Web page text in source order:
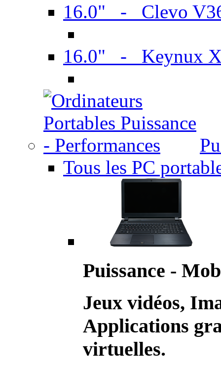
16.0" - Clevo
16.0" - Keynux
Tous les PC
Puissance -
Jeux vidéos,
Applications
virtuelles.